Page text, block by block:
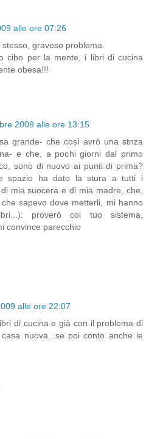
alle ore 07:26
gravoso problema.
cibo per la mente, i libri di cucina
obesa!!!
2009 alle ore 13:15
grande- che così avrò una stnza
e che, a pochi giorni dal primo
sono di nuovo ai punti di prima?
spazio ha dato la stura a tutti i
mia suocera e di mia madre, che,
sapevo dove metterli, mi hanno
proverò col tuo sistema,
convince parecchio
alle ore 22:07
di cucina e già con il problema di
nuova...se poi conto anche le